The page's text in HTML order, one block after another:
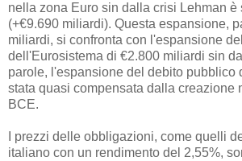
nella zona Euro sin dalla crisi Lehman è
(+€9.690 miliardi). Questa espansione,
miliardi, si confronta con l'espansione
dell'Eurosistema di €2.800 miliardi sin
parole, l'espansione del debito pubblico
stata quasi compensata dalla creazione
BCE.
I prezzi delle obbligazioni, come quelli
italiano con un rendimento del 2,55%,